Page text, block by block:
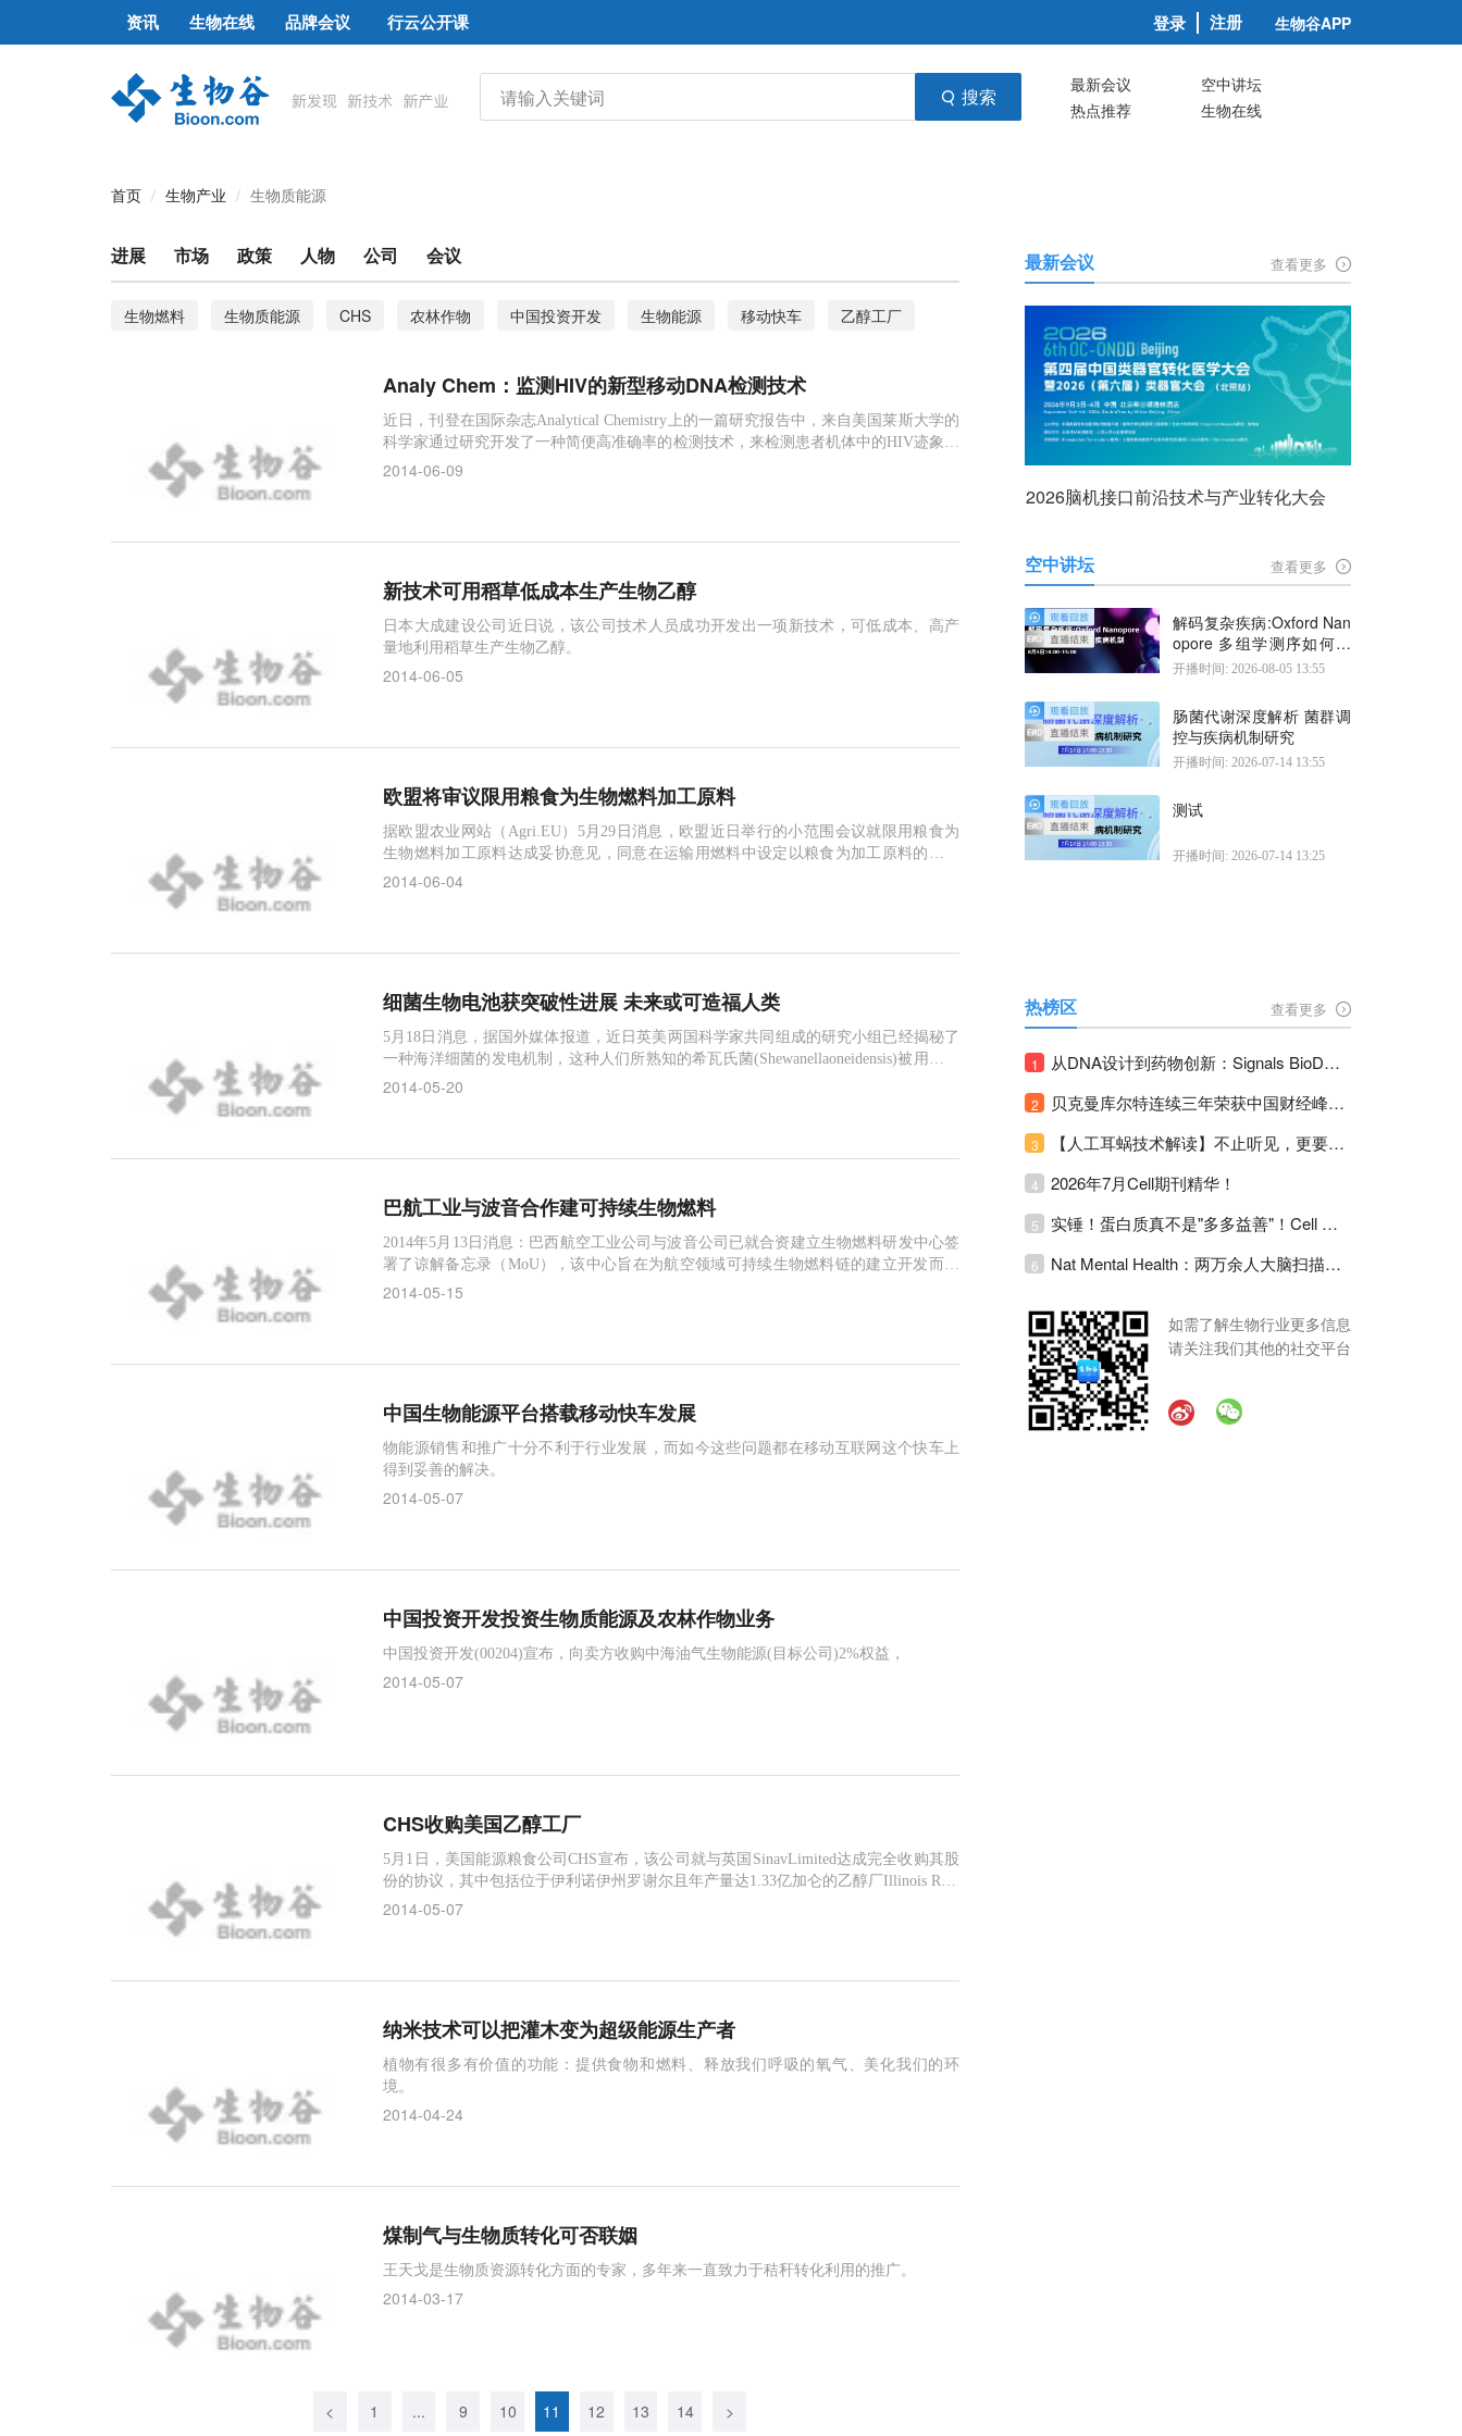
资讯 生物在线 品牌会议 行云公开课 登录 注册 生物谷APP
搜索 最新会议
空中讲坛
热点推荐
生物在线
首页 生物产业 生物质能源
进展 市场 政策 人物 公司 会议
生物燃料 生物质能源 CHS 农林作物 中国投资开发 生物能源 移动快车
乙醇工厂
监测 病毒载量 稻草 欧盟
巴航工业
生物电池 海洋细菌 机制 DNA检测
Analy Chem：监测HIV的新型移动DNA检测技术
近日，刊登在国际杂志Analytical Chemistry上的一篇研究报告中，来自美国莱斯大学的
科学家通过研究开发了一种简便高准确率的检测技术，来检测患者机体中的HIV迹象及
病情发展程度。
2014-06-09
新技术可用稻草低成本生产生物乙醇
日本大成建设公司近日说，该公司技术人员成功开发出一项新技术，可低成本、高产
量地利用稻草生产生物乙醇。
2014-06-05
欧盟将审议限用粮食为生物燃料加工原料
据欧盟农业网站（Agri.EU）5月29日消息，欧盟近日举行的小范围会议就限用粮食为
生物燃料加工原料达成妥协意见，同意在运输用燃料中设定以粮食为加工原料的生物
燃料上限为7%，而2020年总体目标是从可再生资源中获得10%的此类燃料。
2014-06-04
细菌生物电池获突破性进展 未来或可造福人类
5月18日消息，据国外媒体报道，近日英美两国科学家共同组成的研究小组已经揭秘了
一种海洋细菌的发电机制，这种人们所熟知的希瓦氏菌(Shewanellaoneidensis)被用作微
观生物电池可能不久后将成为现实
2014-05-20
巴航工业与波音合作建可持续生物燃料
2014年5月13日消息：巴西航空工业公司与波音公司已就合资建立生物燃料研发中心签
署了谅解备忘录（MoU），该中心旨在为航空领域可持续生物燃料链的建立开发而提
供所需的知识和技术。
2014-05-15
中国生物能源平台搭载移动快车发展
物能源销售和推广十分不利于行业发展，而如今这些问题都在移动互联网这个快车上
得到妥善的解决。
2014-05-07
中国投资开发投资生物质能源及农林作物业务
中国投资开发(00204)宣布，向卖方收购中海油气生物能源(目标公司)2%权益，
2014-05-07
CHS收购美国乙醇工厂
5月1日，美国能源粮食公司CHS宣布，该公司就与英国SinavLimited达成完全收购其股
份的协议，其中包括位于伊利诺伊州罗谢尔且年产量达1.33亿加仑的乙醇厂Illinois Rive
rEnergy。
2014-05-07
纳米技术可以把灌木变为超级能源生产者
植物有很多有价值的功能：提供食物和燃料、释放我们呼吸的氧气、美化我们的环
境。
2014-04-24
煤制气与生物质转化可否联姻
王天戈是生物质资源转化方面的专家，多年来一直致力于秸秆转化利用的推广。
2014-03-17
< 1 ... 9 10 11 12 13 14 >
最新会议 查看更多
2026脑机接口前沿技术与产业转化大会
空中讲坛 查看更多
解码复杂疾病:Oxford Nan
opore 多组学测序如何揭
示疾病机制
开播时间: 2026-08-05 13:55
肠菌代谢深度解析 菌群调
控与疾病机制研究
开播时间: 2026-07-14 13:55
测试
开播时间: 2026-07-14 13:25
热榜区 查看更多
1 从DNA设计到药物创新：Signals BioDesign如何重塑分子生物学研发生态！
2 贝克曼库尔特连续三年荣获中国财经峰会三项大奖！
3 【人工耳蜗技术解读】不止听见，更要听见未来 ---- 智能耳蜗，开启人工耳蜗技术新纪元！
4 2026年7月Cell期刊精华！
5 实锤！蛋白质真不是"多多益善"！Cell Press Blue：适度限蛋白，反而拉长健康寿命！
6 Nat Mental Health：两万余人大脑扫描刷新抑郁脑科学认知！抑郁不只是情绪病，视觉、运动脑区同步受损！
如需了解生物行业更多信息
请关注我们其他的社交平台